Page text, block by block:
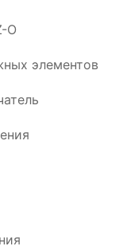
O
элементов